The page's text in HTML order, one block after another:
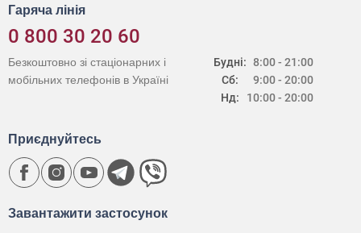
Гаряча лінія
0 800 30 20 60
Будні:
Сб:
Нд:
8:00 - 21:00
9:00 - 20:00
10:00 - 20:00
Безкоштовно зі стаціонарних і
мобільних телефонів в Україні
Завантажити застосунок
Приєднуйтесь